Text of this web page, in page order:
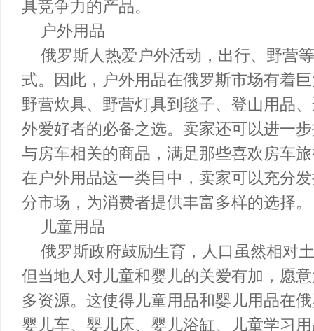
关的商品，满足俄罗斯消费者打造美
可以关注Ozon
具竞争力的产品。
户外用品
俄罗斯人热爱户外活动，出行、野
式。因此，户外用品在俄罗斯市场有
野营炊具、野营灯具到毯子、登山用
外爱好者的必备之选。卖家还可以进
与房车相关的商品，满足那些喜欢房
在户外用品这一类目中，卖家可以充
分市场，为消费者提供丰富多样的选
儿童用品
俄罗斯政府鼓励生育，人口虽然相